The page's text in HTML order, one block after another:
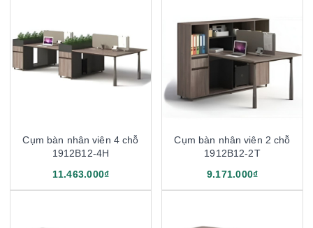
Cụm bàn nhân viên 4 chỗ
1912B12-4H
11.463.000₫
Cụm bàn nhân viên 2 chỗ
1912B12-2T
9.171.000₫